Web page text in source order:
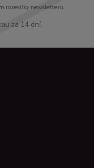
rozesílky newsletteru.
za 14 dní.